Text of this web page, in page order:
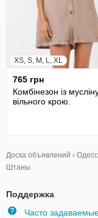
XS, S, M, L, XL
765 грн
Комбінезон із
вільного крою.
Доска объявлений ›
Штаны
Поддержка
Часто